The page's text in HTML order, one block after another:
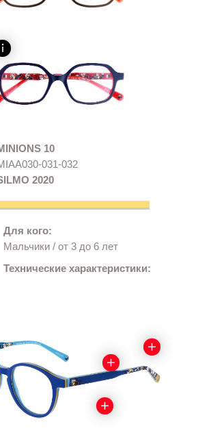
10
031-032
2020
Для кого:
Мальчики / от 3 до 6 лет
Технические характеристики: